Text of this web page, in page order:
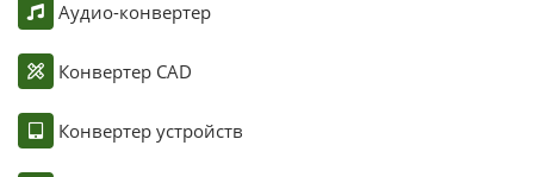
Аудио-конвертер
Конвертер CAD
Конвертер устройств